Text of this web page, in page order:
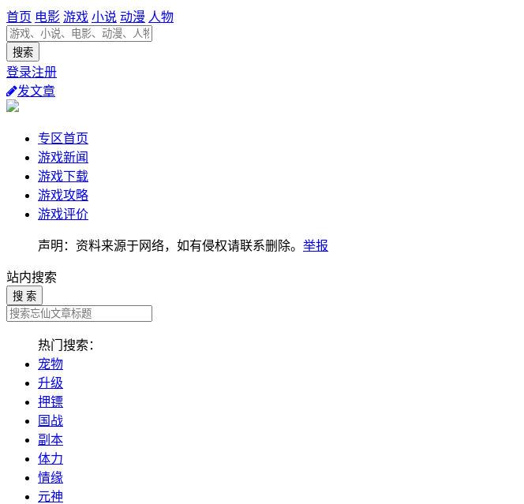
首页 电影 游戏 小说 动漫 人物
登录注册
发文章
专区首页
游戏新闻
游戏下载
游戏攻略
游戏评价
声明：资料来源于网络，如有侵权请联系删除。 举报
站内搜索
搜 索
热门搜索：
宠物
升级
押镖
国战
副本
体力
情缘
元神